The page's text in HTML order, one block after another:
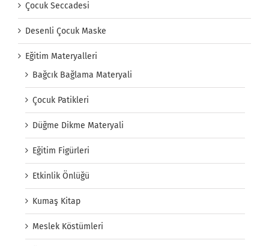
Çocuk Seccadesi
Desenli Çocuk Maske
Eğitim Materyalleri
Bağcık Bağlama Materyali
Çocuk Patikleri
Düğme Dikme Materyali
Eğitim Figürleri
Etkinlik Önlüğü
Kumaş Kitap
Meslek Köstümleri